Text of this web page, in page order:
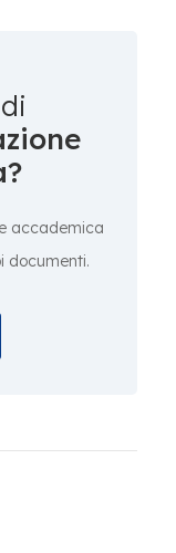
accademica
documenti.